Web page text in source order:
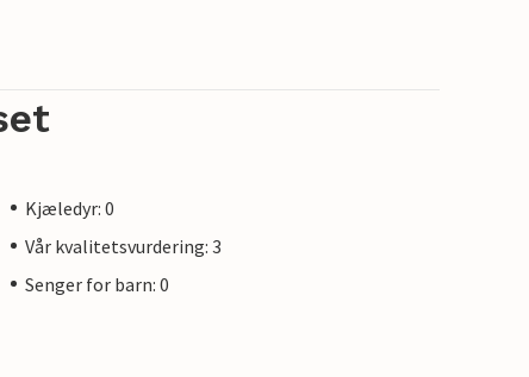
Kjæledyr: 0
Vår kvalitetsvurdering: 3
Senger for barn: 0